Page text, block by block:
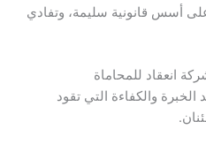
أسس قانونية سليمة، وتفادي
انعقاد للمحاماة
الخبرة والكفاءة التي تقود